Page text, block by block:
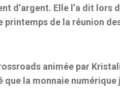
d’argent. Elle l’a dit lors
printemps de la réunion
animée par
que la monnaie numérique